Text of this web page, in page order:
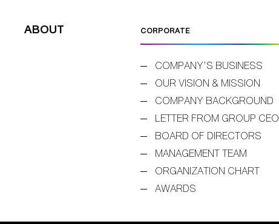
ABOUT CORPORATE
COMPANY’S BUSINESS
OUR VISION & MISSION
COMPANY BACKGROUND
LETTER FROM GROUP CEO
BOARD OF DIRECTORS
MANAGEMENT TEAM
ORGANIZATION CHART
AWARDS